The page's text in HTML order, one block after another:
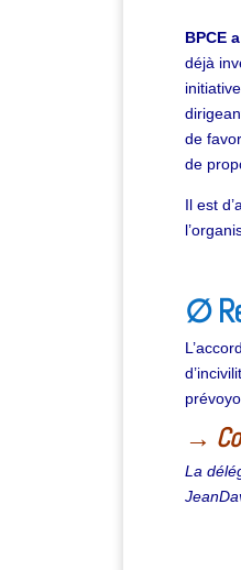
BPCE
déjà
de
de
Il est
∅
→
La